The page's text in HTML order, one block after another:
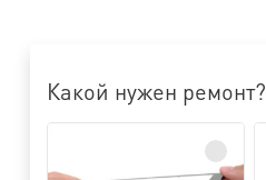
Какой нужен ремонт?